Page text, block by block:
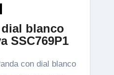
blanco
SSC769P1